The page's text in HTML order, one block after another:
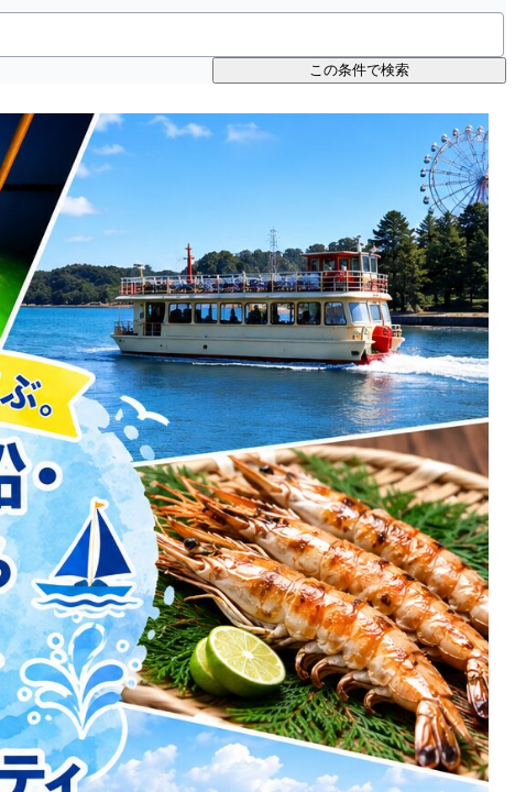
この条件で検索